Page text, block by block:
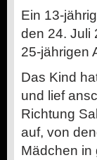
Ein 13-
den 24. Juli
25-jährigen
Das Kind
und lief
Richtung
auf, von
Mädchen in